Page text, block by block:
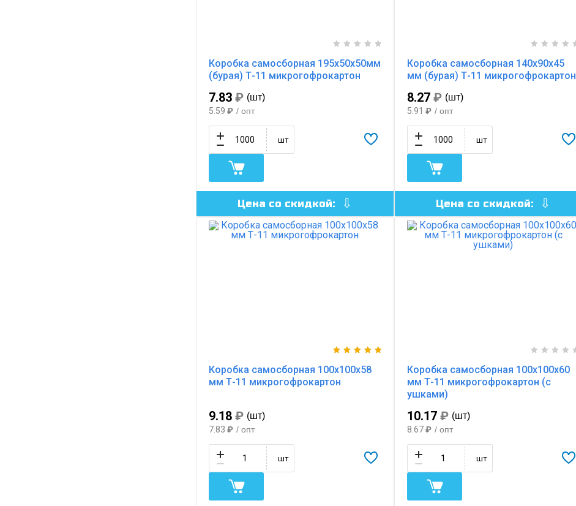
Коробка самосборная 195х50х50мм
(бурая) Т-11 микрогофрокартон
7.83 ₽ (шт)
5.59 ₽ / опт
шт
Цена со скидкой:
Коробка самосборная 140х90х45
мм (бурая) Т-11 микрогофрокартон
8.27₽ (шт)
5.91 ₽ / опт
шт
Цена со скидкой:
Коробка самосборная 100х100х58
мм Т-11 микрогофрокартон
9.18 ₽ (шт)
7.83 ₽ / опт
шт
Коробка самосборная 100х100х60
мм Т-11 микрогофрокартон (с
ушками)
10.17₽ (шт)
8.67₽ / опт
шт